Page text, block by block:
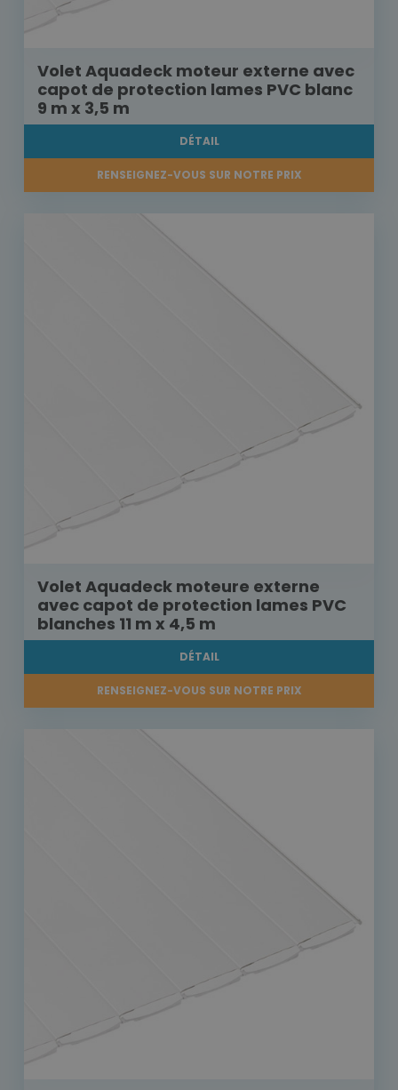
Volet Aquadeck moteur externe avec
capot de protection lames PVC blanc
9 m x 3,5 m
DÉTAIL
RENSEIGNEZ-VOUS SUR NOTRE PRIX
Volet Aquadeck moteure externe
avec capot de protection lames PVC
blanches 11 m x 4,5 m
DÉTAIL
RENSEIGNEZ-VOUS SUR NOTRE PRIX